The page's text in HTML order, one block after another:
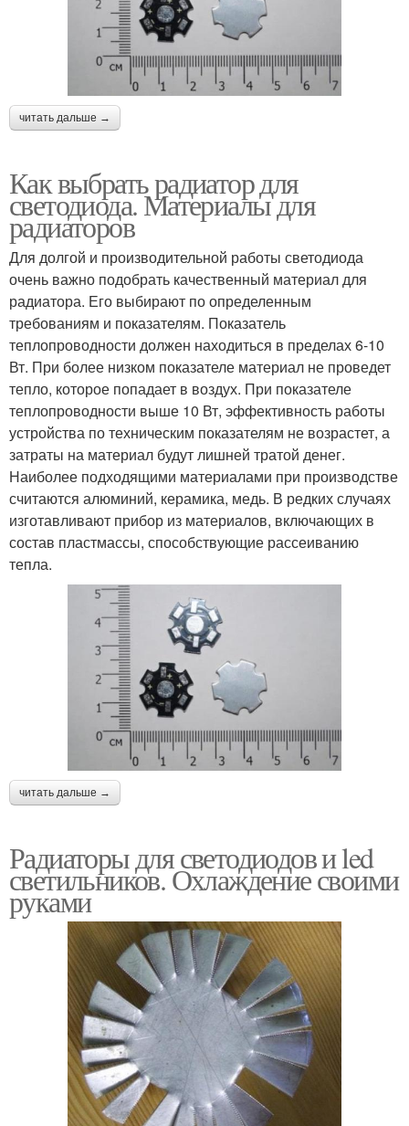
читать дальше →
Как выбрать радиатор для
светодиода. Материалы для
радиаторов
Для долгой и производительной работы светодиода
очень важно подобрать качественный материал для
радиатора. Его выбирают по определенным
требованиям и показателям. Показатель
теплопроводности должен находиться в пределах 6-10
Вт. При более низком показателе материал не проведет
тепло, которое попадает в воздух. При показателе
теплопроводности выше 10 Вт, эффективность работы
устройства по техническим показателям не возрастет, а
затраты на материал будут лишней тратой денег.
Наиболее подходящими материалами при производстве
считаются алюминий, керамика, медь. В редких случаях
изготавливают прибор из материалов, включающих в
состав пластмассы, способствующие рассеиванию
тепла.
читать дальше →
Радиаторы для светодиодов и led
светильников. Охлаждение своими
руками